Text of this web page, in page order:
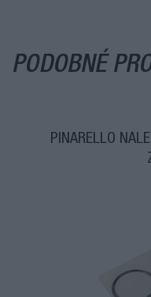
PODOBNÉ
PINARELLO